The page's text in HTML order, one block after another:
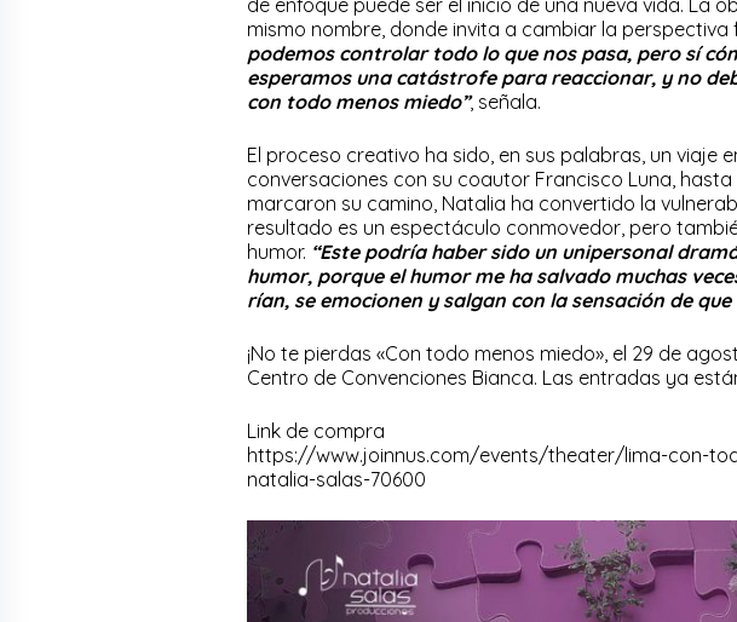
de enfoque puede ser el inicio de una nueva vida. La
mismo nombre, donde invita a cambiar la
podemos controlar todo lo que nos pasa, pero sí
esperamos una catástrofe para reaccionar, y no
con todo menos miedo”, señala.
El proceso creativo ha sido, en sus palabras, un viaje
conversaciones con su coautor Francisco Luna,
marcaron su camino, Natalia ha convertido la
resultado es un espectáculo conmovedor, pero
humor. “Este podría haber sido un unipersonal
humor, porque el humor me ha salvado muchas
rían, se emocionen y salgan con la sensación de
¡No te pierdas «Con todo menos miedo», el 29 de
Centro de Convenciones Bianca. Las entradas ya
Link de compra
https://www.joinnus.com/events/theater/lima-con-
natalia-salas-70600